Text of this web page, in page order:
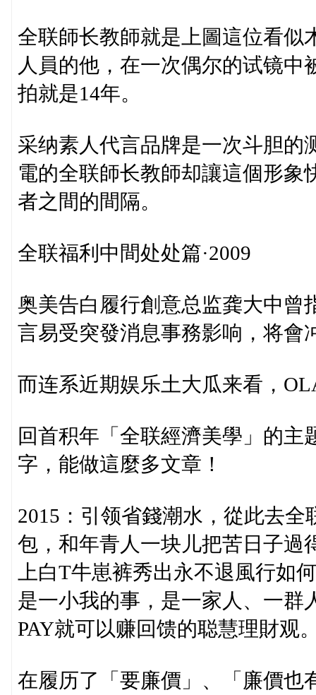
全联師长教師就是上圖這位看似
人員的他，在一次偶尔的试镜
拍就是14年。
采纳素人代言品牌是一次斗胆的
電的全联師长教師却讓這個形象
者之間的間隔。
全联福利中間处处篇·2009
奥美告白履行創意总监龚大中
言易受突發消息事務影响，将會
而连系近期娱乐土大瓜来看，
回首积年「全联經濟美學」的
字，能做這麼多文章！
2015：引领省錢潮水，從此去
包，和年青人一块儿把苦日子過
上白T牛崽裤秀出永不退風行如
是一小我的事，是一家人、一群
PAY就可以赚回馈的聪慧理財观
在履历了「要廉價」、「廉價也